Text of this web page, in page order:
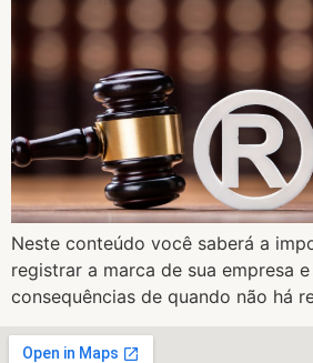
Neste conteúdo você saberá a
registrar a marca de sua empresa
consequências de quando não há